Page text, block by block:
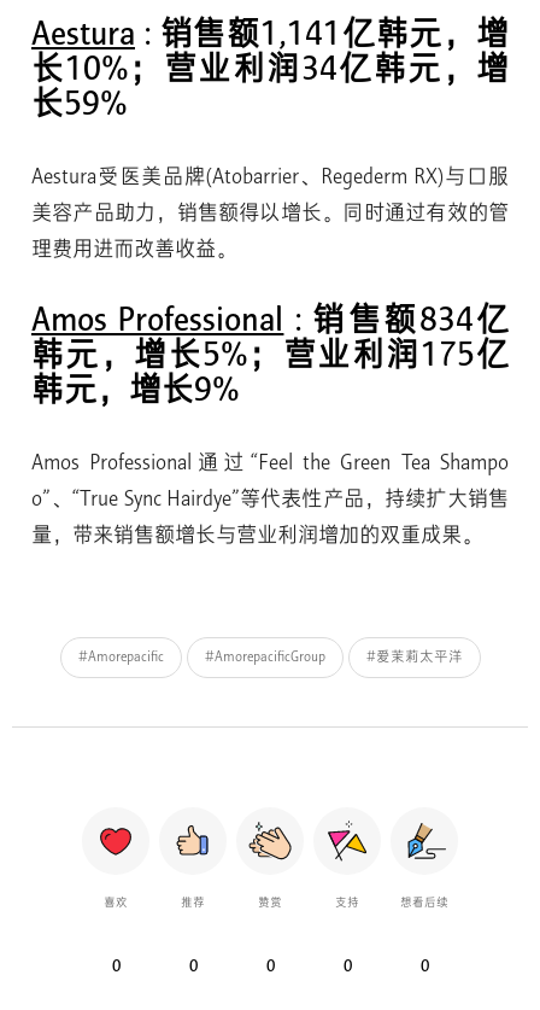
Aestura : 销售额1,141亿韩元，增
长10%；营业利润34亿韩元，增
长59%
Aestura受医美品牌(Atobarrier、Regederm RX)与口服
美容产品助力，销售额得以增长。同时通过有效的管
理费用进而改善收益。
Amos Professional : 销售额834亿
韩元，增长5%；营业利润175亿
韩元，增长9%
Amos Professional通过“Feel the Green Tea Shampo
o”、“True Sync Hairdye”等代表性产品，持续扩大销售
量，带来销售额增长与营业利润增加的双重成果。
#Amorepacific #AmorepacificGroup #爱茉莉太平洋
喜欢
0
推荐
0
赞赏
0
支持
0
想看后续
0